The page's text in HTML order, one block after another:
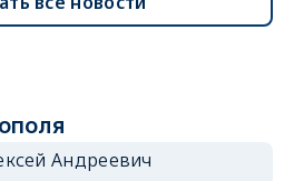
Андреевич